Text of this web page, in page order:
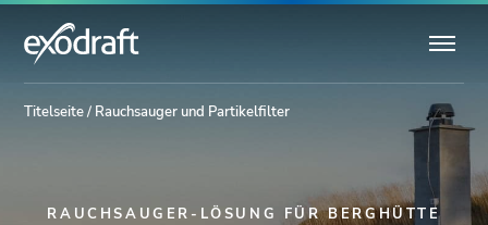
Titelseite/ Rauchsauger und Partikelfilter
RAUCHSAUGER-LÖSUNG FÜR BERGHÜTTE